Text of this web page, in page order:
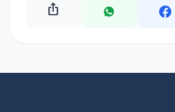
ios_share